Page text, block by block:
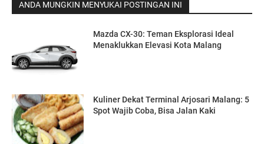
ANDA MUNGKIN MENYUKAI POSTINGAN INI
Mazda CX-30: Teman Eksplorasi Ideal
Menaklukkan Elevasi Kota Malang
Kuliner Dekat Terminal Arjosari Malang: 5
Spot Wajib Coba, Bisa Jalan Kaki